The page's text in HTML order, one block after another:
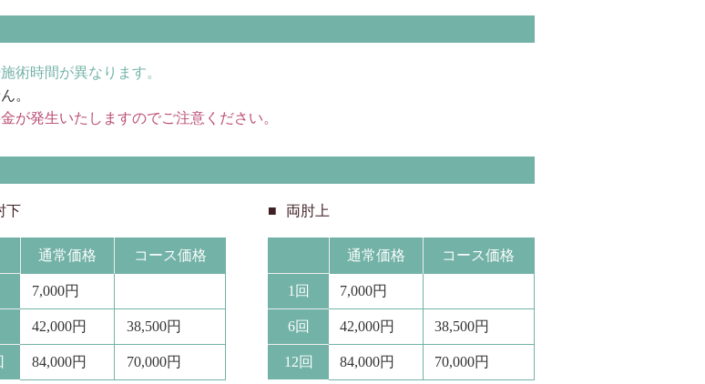
時間が異なります。
。
が発生いたしますのでご注意ください。
下
通常価格 コース価格
7,000円
42,000円 38,500円
84,000円 70,000円
両肘上
通常価格 コース価格
1回 7,000円
6回 42,000円 38,500円
12回 84,000円 70,000円